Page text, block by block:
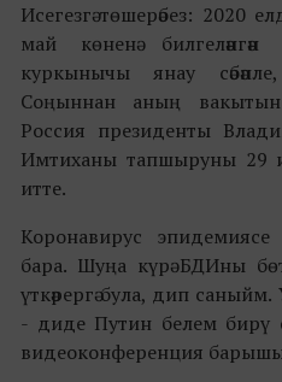
Исегезгә төшерәбез: 2020
май көненә
куркынычы янау
Соңыннан аның вакытын
Россия президенты
Имтиханы тапшыруны 29
итте.
Коронавирус
бара. Шуңа күрә БДИны
үткәрергә була, дип
- диде Путин белем бирү
видеоконференция